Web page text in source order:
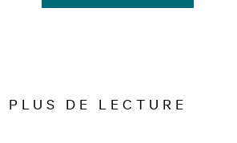
PLUS DE LECTURE